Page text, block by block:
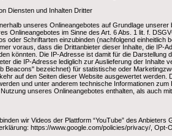
Diensten und Inhalten Dritter
unseres Onlineangebotes auf Grundlage
Onlineangebotes im Sinne des Art. 6 Abs. 1 lit. f.
oder Schriftarten einzubinden (nachfolgend einheitlich
voraus, dass die Drittanbieter dieser Inhalte, die IP-
könnten. Die IP-Adresse ist damit für die
die IP-Adresse lediglich zur Auslieferung der
Beacons" bezeichnet) für statistische oder
auf den Seiten dieser Website ausgewertet
und unter anderem technische Informationen
unseres Onlineangebotes enthalten, als auch
wir Videos der Plattform “YouTube” des
https://www.google.com/policies/privacy/,